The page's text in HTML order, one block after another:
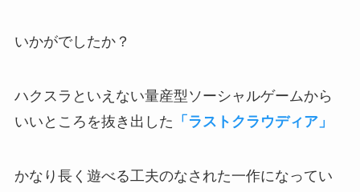
いかがでしたか？
ハクスラといえない量産型ソーシャルゲームから
いいところを抜き出した 「ラストクラウディア」
かなり長く遊べる工夫のなされた一作になってい